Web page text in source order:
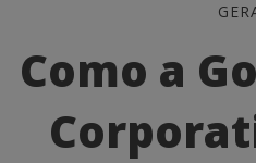
a
Governança
Corporativa
Como a